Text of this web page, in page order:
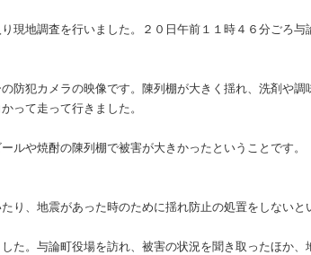
現地調査を行いました。２０日午前１１時４６分ごろ
防犯カメラの映像です。陳列棚が大きく揺れ、洗剤や
って走って行きました。
ルや焼酎の陳列棚で被害が大きかったということです。
り、地震があった時のために揺れ防止の処置をしないと
た。与論町役場を訪れ、被害の状況を聞き取ったほか